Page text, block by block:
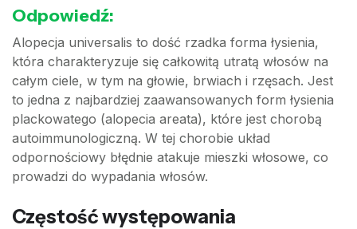
Odpowiedź:
Alopecja universalis to dość rzadka forma łysienia,
która charakteryzuje się całkowitą utratą włosów na
całym ciele, w tym na głowie, brwiach i rzęsach. Jest
to jedna z najbardziej zaawansowanych form łysienia
plackowatego (alopecia areata), które jest chorobą
autoimmunologiczną. W tej chorobie układ
odpornościowy błędnie atakuje mieszki włosowe, co
prowadzi do wypadania włosów.
Częstość występowania